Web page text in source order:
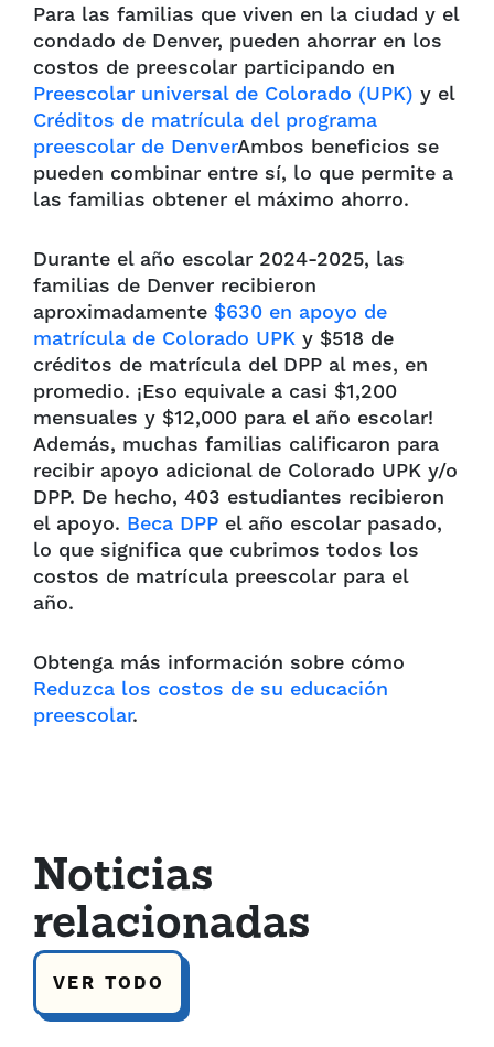
Para las familias que viven en la ciudad y el
condado de Denver, pueden ahorrar en los
costos de preescolar participando en
Preescolar universal de Colorado (UPK) y el
Créditos de matrícula del programa
preescolar de DenverAmbos beneficios se
pueden combinar entre sí, lo que permite a
las familias obtener el máximo ahorro.
Durante el año escolar 2024-2025, las
familias de Denver recibieron
aproximadamente $630 en apoyo de
matrícula de Colorado UPK y $518 de
créditos de matrícula del DPP al mes, en
promedio. ¡Eso equivale a casi $1,200
mensuales y $12,000 para el año escolar!
Además, muchas familias calificaron para
recibir apoyo adicional de Colorado UPK y/o
DPP. De hecho, 403 estudiantes recibieron
el apoyo. Beca DPP el año escolar pasado,
lo que significa que cubrimos todos los
costos de matrícula preescolar para el
año.
Obtenga más información sobre cómo
Reduzca los costos de su educación
preescolar.
Noticias
relacionadas
VER TODO